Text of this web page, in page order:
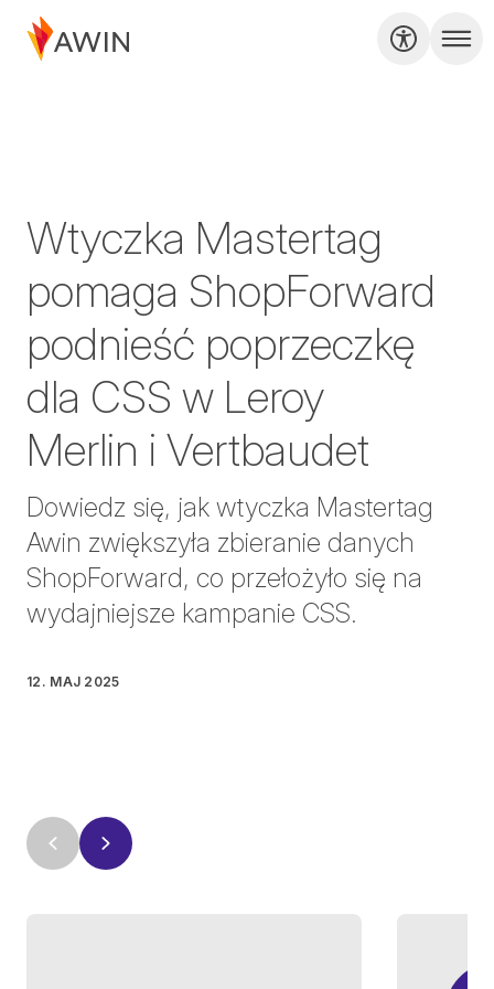
Wtyczka Mastertag
pomaga ShopForward
podnieść poprzeczkę
dla CSS w Leroy
Merlin i Vertbaudet
Dowiedz się, jak wtyczka Mastertag
Awin zwiększyła zbieranie danych
ShopForward, co przełożyło się na
wydajniejsze kampanie CSS.
12. MAJ 2025